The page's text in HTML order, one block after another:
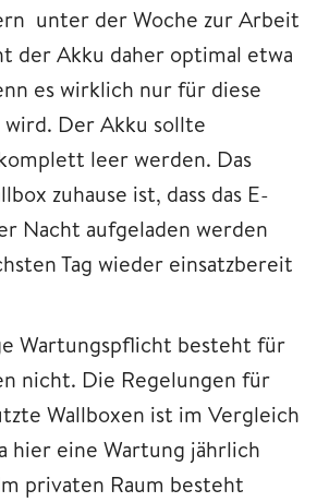
unter der Woche zur Arbeit
der Akku daher optimal etwa
es wirklich nur für diese
Der Akku sollte
leer werden. Das
zuhause ist, dass das E-
Nacht aufgeladen werden
Tag wieder einsatzbereit
Wartungspflicht besteht für
nicht. Die Regelungen für
Wallboxen ist im Vergleich
hier eine Wartung jährlich
privaten Raum besteht